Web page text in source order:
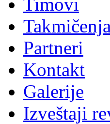
Takmičenja
Partneri
Kontakt
Galerije
Izveštaji